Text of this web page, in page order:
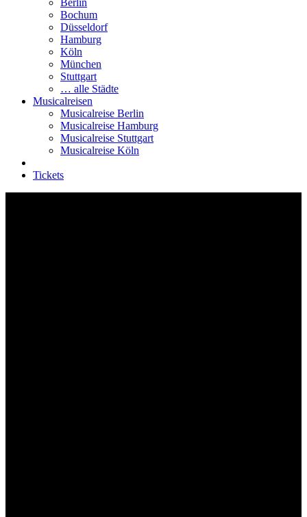
Berlin
Bochum
Düsseldorf
Hamburg
Köln
München
Stuttgart
… alle Städte
Musicalreisen
Musicalreise Berlin
Musicalreise Hamburg
Musicalreise Stuttgart
Musicalreise Köln
Tickets